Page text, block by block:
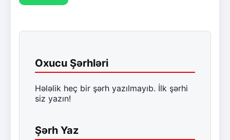
Oxucu Şərhləri
Hələlik heç bir şərh yazılmayıb. İlk şərhi
siz yazın!
Şərh Yaz